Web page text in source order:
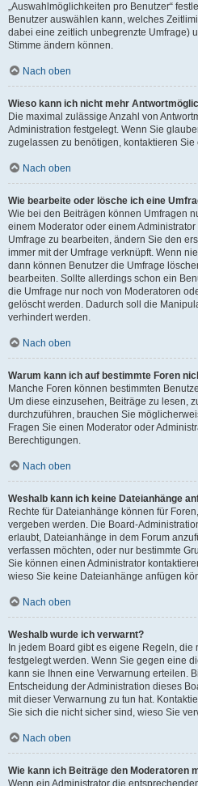
„Auswahlmöglichkeiten pro Benutzer“
Benutzer auswählen kann, welches
dabei eine zeitlich unbegrenzte Umfrage)
Stimme ändern können.
Nach oben
Wieso kann ich nicht mehr
Die maximal zulässige Anzahl von
Administration festgelegt. Wenn Sie
zugelassen zu benötigen, kontaktieren Sie
Nach oben
Wie bearbeite oder lösche ich eine
Wie bei den Beiträgen können Umfragen
einem Moderator oder einem
Umfrage zu bearbeiten, ändern Sie den
immer mit der Umfrage verknüpft. Wenn
dann können Benutzer die Umfrage
bearbeiten. Sollte allerdings schon ein
die Umfrage nur noch von Moderatoren
gelöscht werden. Dadurch soll die
verhindert werden.
Nach oben
Warum kann ich auf bestimmte Foren
Manche Foren können bestimmten
Um diese einzusehen, Beiträge zu lesen,
durchzuführen, brauchen Sie
Fragen Sie einen Moderator oder
Berechtigungen.
Nach oben
Weshalb kann ich keine Dateianhänge
Rechte für Dateianhänge können für
vergeben werden. Die Board-
erlaubt, Dateianhänge in dem Forum
verfassen möchten, oder nur bestimmte
Sie können einen Administrator
wieso Sie keine Dateianhänge anfügen
Nach oben
Weshalb wurde ich verwarnt?
In jedem Board gibt es eigene Regeln, die
festgelegt werden. Wenn Sie gegen eine
kann sie Ihnen eine Verwarnung erteilen.
Entscheidung der Administration dieses
mit dieser Verwarnung zu tun hat.
Sie sich die nicht sicher sind, wieso Sie
Nach oben
Wie kann ich Beiträge den Moderatoren
Wenn ein Administrator die